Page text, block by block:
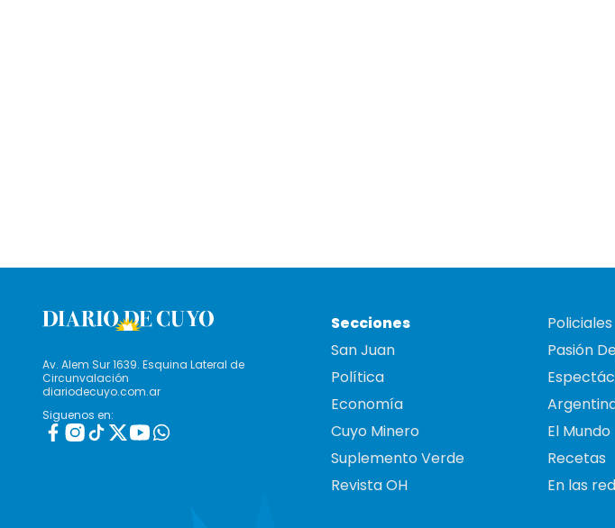
Av. Alem Sur 1639. Esquina Lateral de
Circunvalación
diariodecuyo.com.ar
Siguenos en:
Secciones
San Juan
Política
Economía
Cuyo Minero
Suplemento Verde
Revista OH
Policiales
Pasión
El Mundo
Recetas
En las